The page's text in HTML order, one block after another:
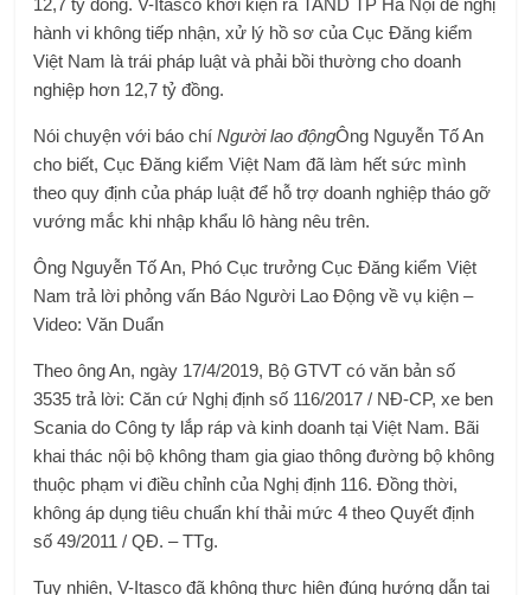
12,7 tỷ đồng. V-Itasco khởi kiện ra TAND TP Hà Nội đề nghị
hành vi không tiếp nhận, xử lý hồ sơ của Cục Đăng kiểm
Việt Nam là trái pháp luật và phải bồi thường cho doanh
nghiệp hơn 12,7 tỷ đồng.
Nói chuyện với báo chíNgười lao độngÔng Nguyễn Tố An
cho biết, Cục Đăng kiểm Việt Nam đã làm hết sức mình
theo quy định của pháp luật để hỗ trợ doanh nghiệp tháo gỡ
vướng mắc khi nhập khẩu lô hàng nêu trên.
Ông Nguyễn Tố An, Phó Cục trưởng Cục Đăng kiểm Việt
Nam trả lời phỏng vấn Báo Người Lao Động về vụ kiện –
Video: Văn Duẩn
Theo ông An, ngày 17/4/2019, Bộ GTVT có văn bản số
3535 trả lời: Căn cứ Nghị định số 116/2017 / NĐ-CP, xe ben
Scania do Công ty lắp ráp và kinh doanh tại Việt Nam. Bãi
khai thác nội bộ không tham gia giao thông đường bộ không
thuộc phạm vi điều chỉnh của Nghị định 116. Đồng thời,
không áp dụng tiêu chuẩn khí thải mức 4 theo Quyết định
số 49/2011 / QĐ. – TTg.
Tuy nhiên, V-Itasco đã không thực hiện đúng hướng dẫn tại